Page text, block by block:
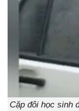
Cặp đôi học sinh